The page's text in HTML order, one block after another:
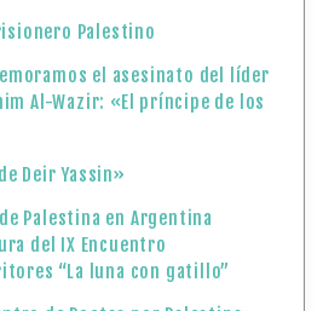
Palestino
el asesinato del líder
Al-Wazir: «El príncipe de los
Deir Yassin»
Palestina en Argentina
del IX Encuentro
“La luna con gatillo”